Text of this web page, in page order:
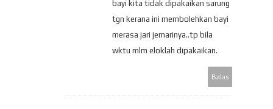
bayi kita tidak dipakaikan sarung
tgn kerana ini membolehkan bayi
merasa jari jemarinya..tp bila
wktu mlm eloklah dipakaikan.
Balas